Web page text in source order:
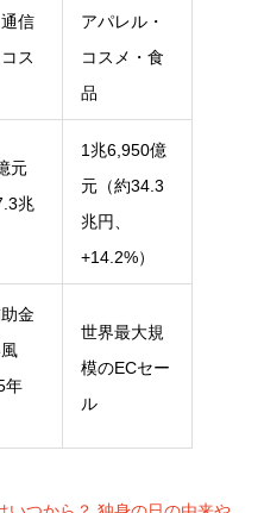
信
ス
アパレル・
コスメ・食
品
元
兆
1兆6,950億
元（約34.3
兆円、
+14.2%）
金
年
世界最大規
模のECセー
ル